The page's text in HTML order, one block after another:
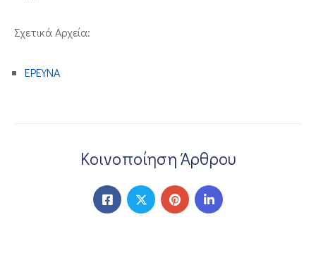
Σχετικά Αρχεία:
ΕΡΕΥΝΑ
Κοινοποίηση Άρθρου